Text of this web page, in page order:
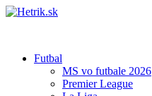
Futbal
MS vo futbale 2026
Premier League